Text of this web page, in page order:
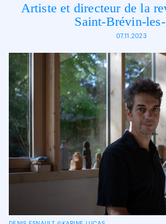
Artiste et directeur de la
Saint-Brévin-
07.11.2023